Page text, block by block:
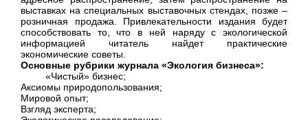
выставках на специальных выставочных стендах, позже –
розничная продажа. Привлекательности издания будет
способствовать то, что в ней наряду с экологической
информацией читатель найдет практические
экономические советы.
Основные рубрики журнала «Экология бизнеса»:
«Чистый» бизнес;
Аксиомы природопользования;
Мировой опыт;
Взгляд эксперта;